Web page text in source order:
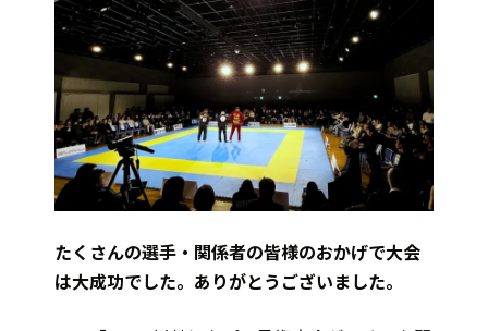
たくさんの選手・関係者の皆様のおかげで大会
は大成功でした。ありがとうございました。